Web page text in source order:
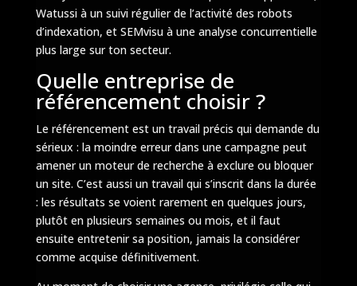
Watussi à un suivi régulier de l’activité des robots
d’indexation, et SEMvisu à une analyse concurrentielle
plus large sur ton secteur.
Quelle entreprise de
référencement choisir ?
Le référencement est un travail précis qui demande du
sérieux : la moindre erreur dans une campagne peut
amener un moteur de recherche à exclure ou bloquer
un site. C’est aussi un travail qui s’inscrit dans la durée
: les résultats se voient rarement en quelques jours,
plutôt en plusieurs semaines ou mois, et il faut
ensuite entretenir sa position, jamais la considérer
comme acquise définitivement.